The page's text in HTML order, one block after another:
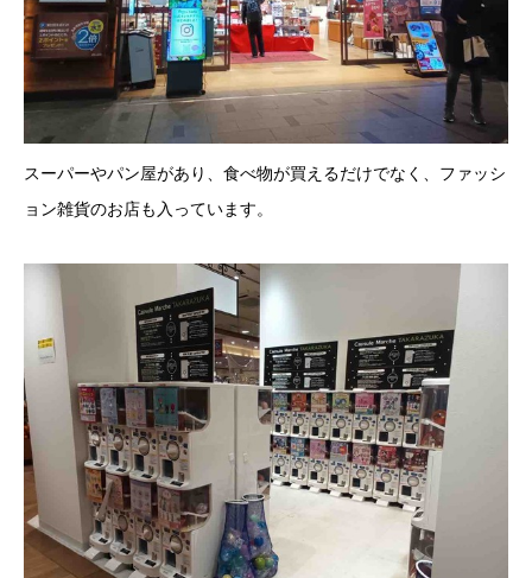
スーパーやパン屋があり、食べ物が買えるだけでなく、ファッシ
ョン雑貨のお店も入っています。